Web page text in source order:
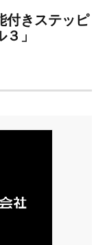
付きステッピ
」